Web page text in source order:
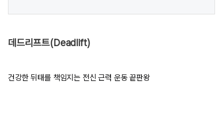
데드리프트(Deadlift)
건강한 뒤태를 책임지는 전신 근력 운동 끝판왕